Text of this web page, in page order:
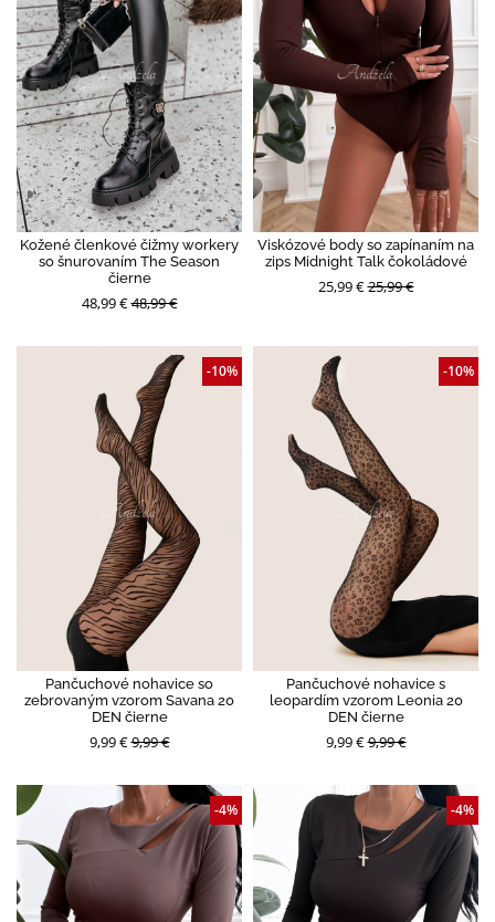
Kožené členkové čižmy workery
so šnurovaním The Season
čierne
48,99 €48,99 €
Viskózové body so zapínaním na
zips Midnight Talk čokoládové
25,99 €25,99 €
Pančuchové nohavice so
zebrovaným vzorom Savana 20
DEN čierne
9,99 €9,99 €
-10%
Pančuchové nohavice s
leopardím vzorom Leonia 20
DEN čierne
9,99 €9,99 €
-10%
-4% -4%